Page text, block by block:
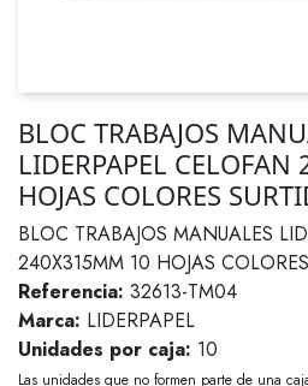
BLOC TRABAJOS
LIDERPAPEL
HOJAS COLORES
BLOC TRABAJOS MANUALES
240X315MM 10 HOJAS
Referencia: 32613-TM04
Marca: LIDERPAPEL
Unidades por caja: 10
Las unidades que no formen parte de una